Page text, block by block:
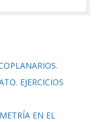
EJERCICIOS
EN EL